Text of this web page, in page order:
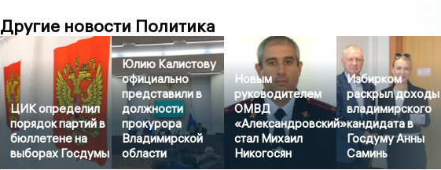
Другие новости Политика
ЦИК определил
порядок партий в
бюллетене на
выборах Госдумы
Юлию Калистову
официально
представили в
должности
прокурора
Владимирской
области
Новым
руководителем
ОМВД
«Александровский»
стал Михаил
Никогосян
Избирком
раскрыл доходы
владимирского
кандидата в
Госдуму Анны
Саминь